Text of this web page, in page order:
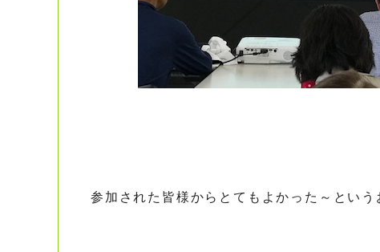
参加された皆様からとてもよかった～という